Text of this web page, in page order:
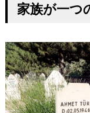
家族が一つ